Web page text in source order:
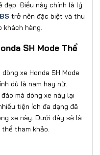
đẹp. Điều này chính là lý
trở nên đặc biệt và thu
hàng.
SH Mode Thể
xe Honda SH Mode
dù là nam hay nữ.
mà dòng xe này lại
tiện ích đa dạng đã
xe này. Dưới đây sẽ là
tham khảo.